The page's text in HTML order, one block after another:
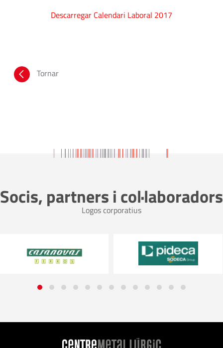
Descarregar Calendari Laboral 2017
Tornar
Socis, partners i col·laboradors
Logos corporatius